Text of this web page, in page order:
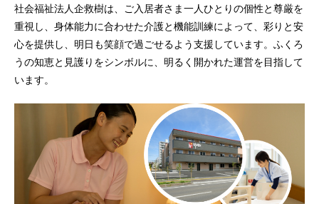
社会福祉法人企救樹は、ご入居者さま一人ひとりの個性と尊厳を
重視し、身体能力に合わせた介護と機能訓練によって、彩りと安
心を提供し、明日も笑顔で過ごせるよう支援しています。ふくろ
うの知恵と見護りをシンボルに、明るく開かれた運営を目指して
います。